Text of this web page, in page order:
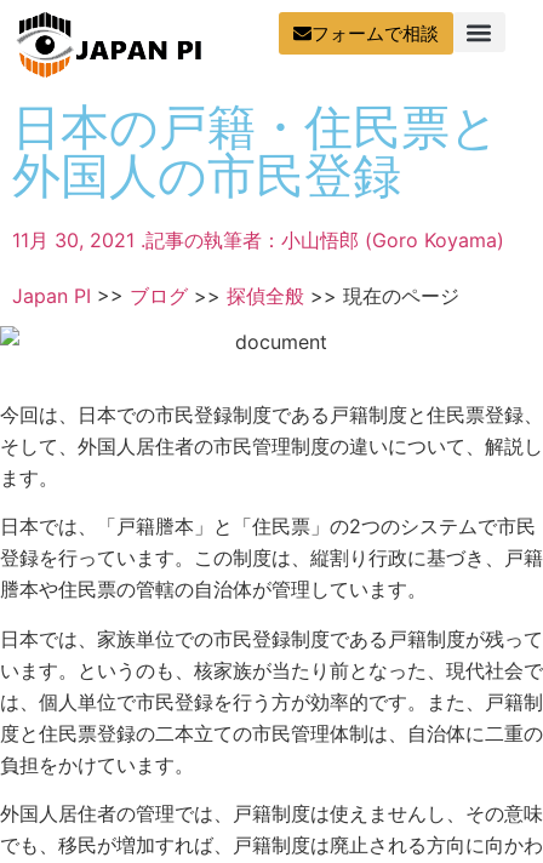
フォームで相談
日本の戸籍・住民票と
外国人の市民登録
11月 30, 2021 .記事の執筆者：小山悟郎 (Goro Koyama)
Japan PI >> ブログ >> 探偵全般 >> 現在のページ
今回は、日本での市民登録制度である戸籍制度と住民票登録、
そして、外国人居住者の市民管理制度の違いについて、解説し
ます。
日本では、「戸籍謄本」と「住民票」の2つのシステムで市民
登録を行っています。この制度は、縦割り行政に基づき、戸籍
謄本や住民票の管轄の自治体が管理しています。
日本では、家族単位での市民登録制度である戸籍制度が残って
います。というのも、核家族が当たり前となった、現代社会で
は、個人単位で市民登録を行う方が効率的です。また、戸籍制
度と住民票登録の二本立ての市民管理体制は、自治体に二重の
負担をかけています。
外国人居住者の管理では、戸籍制度は使えませんし、その意味
でも、移民が増加すれば、戸籍制度は廃止される方向に向かわ